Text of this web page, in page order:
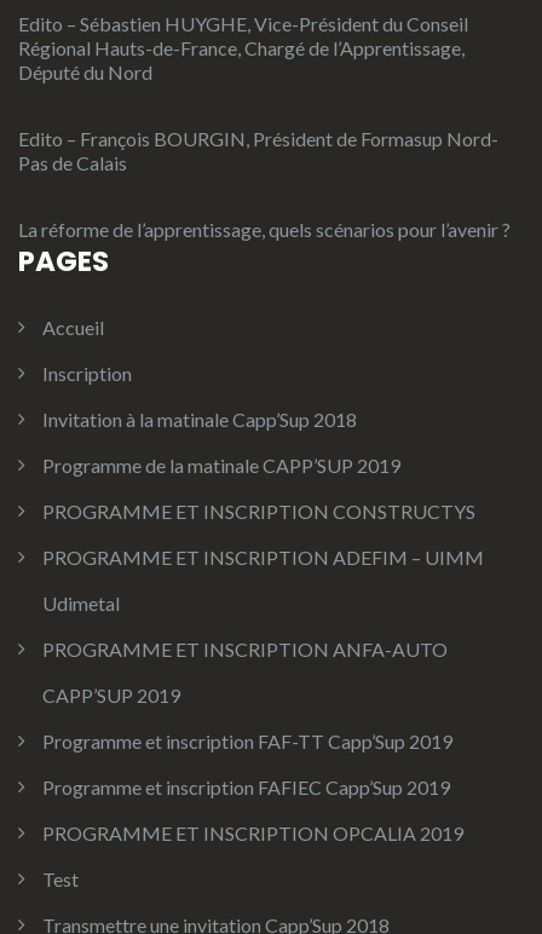
Edito – Sébastien HUYGHE, Vice-Président du Conseil
Régional Hauts-de-France, Chargé de l’Apprentissage,
Député du Nord
Edito – François BOURGIN, Président de Formasup Nord-
Pas de Calais
La réforme de l’apprentissage, quels scénarios pour l’avenir ?
PAGES
Accueil
Inscription
Invitation à la matinale Capp’Sup 2018
Programme de la matinale CAPP’SUP 2019
PROGRAMME ET INSCRIPTION CONSTRUCTYS
PROGRAMME ET INSCRIPTION ADEFIM – UIMM
Udimetal
PROGRAMME ET INSCRIPTION ANFA-AUTO
CAPP’SUP 2019
Programme et inscription FAF-TT Capp’Sup 2019
Programme et inscription FAFIEC Capp’Sup 2019
PROGRAMME ET INSCRIPTION OPCALIA 2019
Test
Transmettre une invitation Capp’Sup 2018